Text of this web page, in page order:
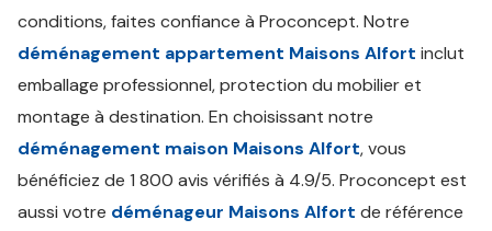
conditions, faites confiance à Proconcept. Notre
déménagement appartement Maisons Alfort inclut
emballage professionnel, protection du mobilier et
montage à destination. En choisissant notre
déménagement maison Maisons Alfort, vous
bénéficiez de 1 800 avis vérifiés à 4.9/5. Proconcept est
aussi votre déménageur Maisons Alfort de référence